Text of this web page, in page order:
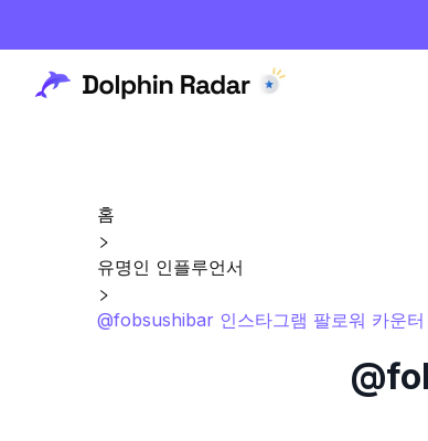
홈
유명인 인플루언서
@fobsushibar 인스타그램 팔로워 카운터